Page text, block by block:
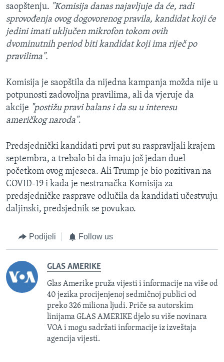
saopštenju. "Komisija danas najavljuje da će, radi
sprovođenja ovog dogovorenog pravila, kandidat koji će
jedini imati uključen mikrofon tokom ovih
dvominutnih period biti kandidat koji ima riječ po
pravilima".
Komisija je saopštila da nijedna kampanja možda nije u
potpunosti zadovoljna pravilima, ali da vjeruje da
akcije "postižu pravi balans i da su u interesu
američkog naroda".
Predsjednički kandidati prvi put su raspravljali krajem
septembra, a trebalo bi da imaju još jedan duel
početkom ovog mjeseca. Ali Trump je bio pozitivan na
COVID-19 i kada je nestranačka Komisija za
predsjedničke rasprave odlučila da kandidati učestvuju
daljinski, predsjednik se povukao.
Podijeli Follow us
GLAS AMERIKE
Glas Amerike pruža vijesti i informacije na više od
40 jezika procijenjenoj sedmičnoj publici od
preko 326 miliona ljudi. Priče sa autorskim
linijama GLAS AMERIKE djelo su više novinara
VOA i mogu sadržati informacije iz izveštaja
agencija vijesti.